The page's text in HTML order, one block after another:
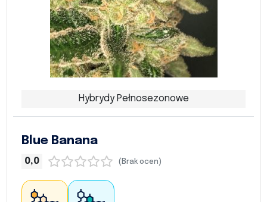
Hybrydy Pełnosezonowe
Blue Banana
0,0 (Brak ocen)